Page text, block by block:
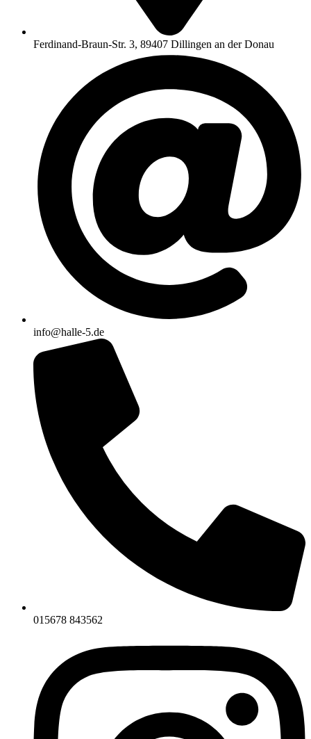
Ferdinand-Braun-Str. 3, 89407 Dillingen an der Donau
info@halle-5.de
015678 843562